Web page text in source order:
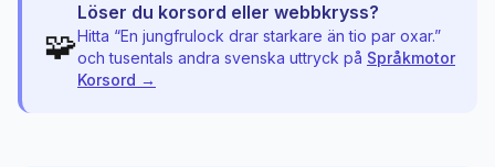
🧩
Löser du korsord eller webbkryss?
Hitta “En jungfrulock drar starkare än tio par oxar.”
och tusentals andra svenska uttryck på Språkmotor
Korsord →